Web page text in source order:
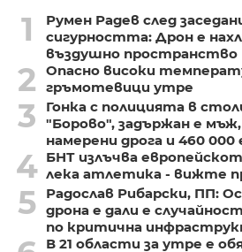
1
Румен Радев след
сигурността: Дрон е
въздушно пространство
2
Опасно високи
гръмотевици утре
3
Гонка с полицията в
"Борово", задържан е
намерени дрога и 460 000
4 БНТ излъчва
лека атлетика - вижте
5
Радослав Рибарски, ПП:
дрона е дали е
по критична
В 21 области за утре е